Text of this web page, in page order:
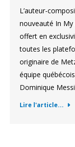
L’auteur-
nouveauté In My
offert en
toutes les
originaire de
équipe
Dominique
Lire l'article...